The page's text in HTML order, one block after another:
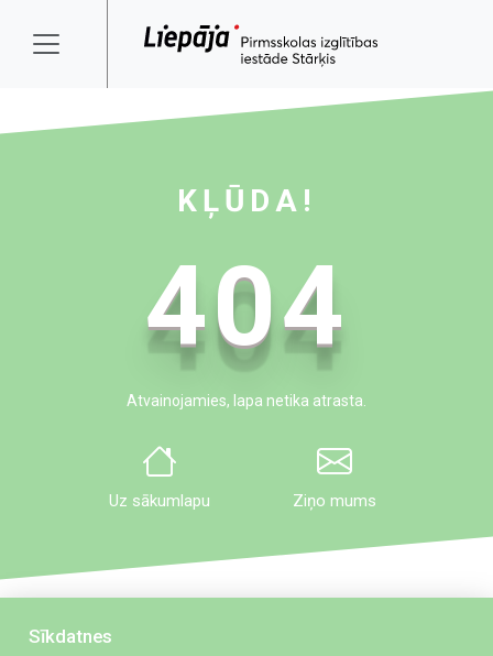
KĻŪDA!
404
Atvainojamies, lapa netika atrasta.
Uz sākumlapu Ziņo mums
Sīkdatnes